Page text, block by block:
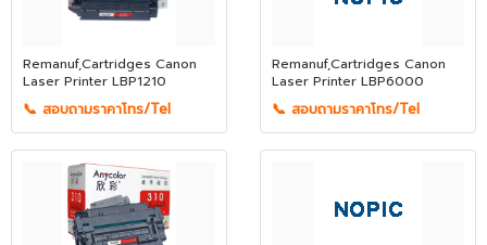
Remanuf,Cartridges Canon
Laser Printer LBP1210
📞 สอบถามราคาโทร/Tel
Remanuf,Cartridges Canon
Laser Printer LBP6000
📞 สอบถามราคาโทร/Tel